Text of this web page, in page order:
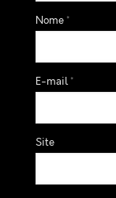
Nome *
E-mail*
Site